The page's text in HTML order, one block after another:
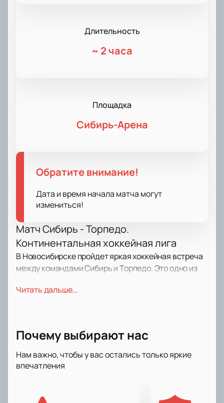
Длительность
~ 2 часа
Площадка
Сибирь-Арена
Обратите внимание!
Дата и время начала матча могут
измениться!
Матч Сибирь - Торпедо.
Континентальная хоккейная лига
В Новосибирске пройдет яркая хоккейная встреча
между командами Сибирь и Торпедо. Это одно из
хоккейной лиги, которое подарит зрителям
поединки всегда собирают полные трибуны.
Каждая игра КХЛ — это не только сражение за
победу, но и настоящее шоу для поклонников
хоккея.
Читать дальше...
Почему выбирают нас
Нам важно, чтобы у вас остались только яркие
впечатления